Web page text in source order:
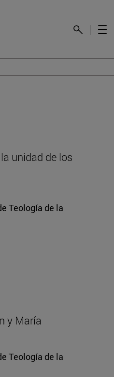
unidad de los
Teología de la
y María
Teología de la